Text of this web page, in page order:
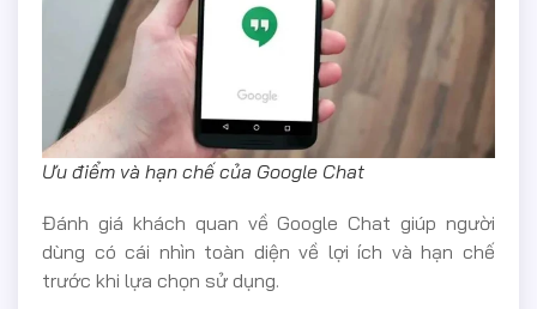
Ưu điểm và hạn chế của Google Chat
Đánh giá khách quan về Google Chat giúp người
dùng có cái nhìn toàn diện về lợi ích và hạn chế
trước khi lựa chọn sử dụng.